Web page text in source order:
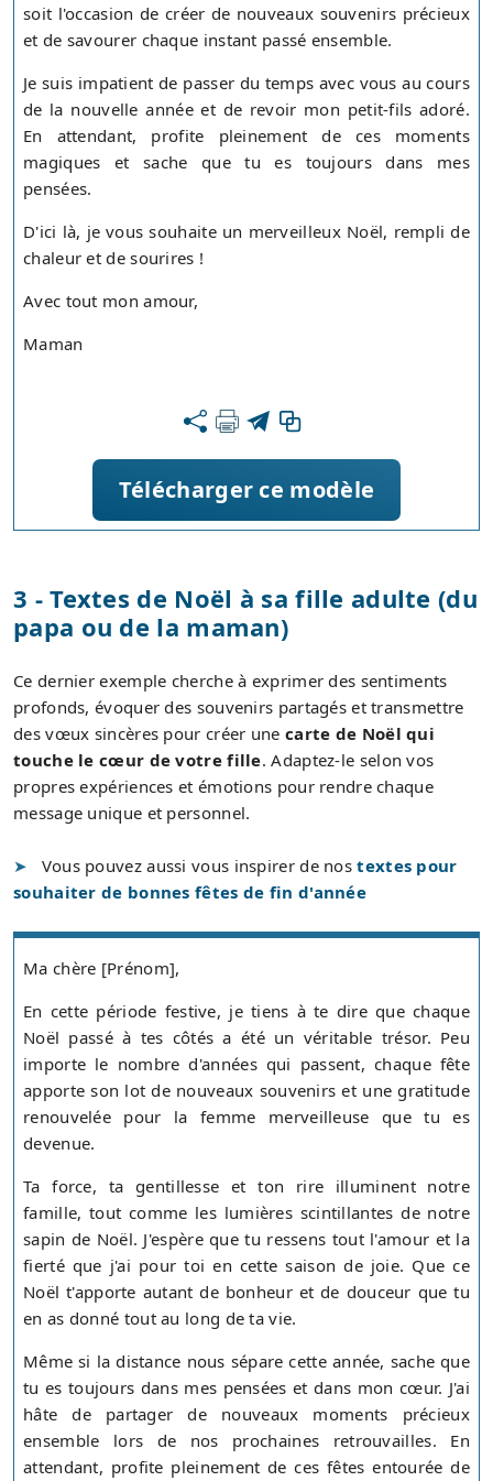
soit l'occasion de créer de nouveaux souvenirs précieux
et de savourer chaque instant passé ensemble.
Je suis impatient de passer du temps avec vous au cours
de la nouvelle année et de revoir mon petit-fils adoré.
En attendant, profite pleinement de ces moments
magiques et sache que tu es toujours dans mes
pensées.
D'ici là, je vous souhaite un merveilleux Noël, rempli de
chaleur et de sourires !
Avec tout mon amour,
Maman
Télécharger ce modèle
3 - Textes de Noël à sa fille adulte (du
papa ou de la maman)
Ce dernier exemple cherche à exprimer des sentiments
profonds, évoquer des souvenirs partagés et transmettre
des vœux sincères pour créer une carte de Noël qui
touche le cœur de votre fille. Adaptez-le selon vos
propres expériences et émotions pour rendre chaque
message unique et personnel.
Vous pouvez aussi vous inspirer de nostextes pour
souhaiter de bonnes fêtes de fin d'année
Ma chère [Prénom],
En cette période festive, je tiens à te dire que chaque
Noël passé à tes côtés a été un véritable trésor. Peu
importe le nombre d'années qui passent, chaque fête
apporte son lot de nouveaux souvenirs et une gratitude
renouvelée pour la femme merveilleuse que tu es
devenue.
Ta force, ta gentillesse et ton rire illuminent notre
famille, tout comme les lumières scintillantes de notre
sapin de Noël. J'espère que tu ressens tout l'amour et la
fierté que j'ai pour toi en cette saison de joie. Que ce
Noël t'apporte autant de bonheur et de douceur que tu
en as donné tout au long de ta vie.
Même si la distance nous sépare cette année, sache que
tu es toujours dans mes pensées et dans mon cœur. J'ai
hâte de partager de nouveaux moments précieux
ensemble lors de nos prochaines retrouvailles. En
attendant, profite pleinement de ces fêtes entourée de